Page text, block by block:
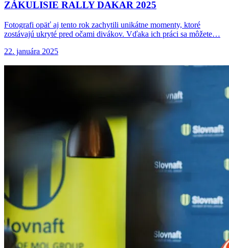
ZÁKULISIE RALLY DAKAR 2025
Fotografi opäť aj tento rok zachytili unikátne momenty, ktoré
zostávajú ukryté pred očami divákov. Vďaka ich práci sa môžete…
22. januára 2025